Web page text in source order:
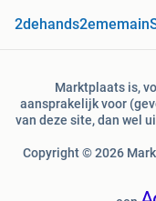
2dehands2ememain
Marktplaats is,
aansprakelijk voor
van deze site, dan wel
Copyright © 2026